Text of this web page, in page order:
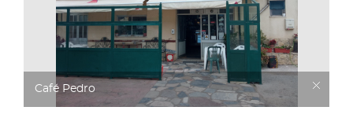
Café Pedro